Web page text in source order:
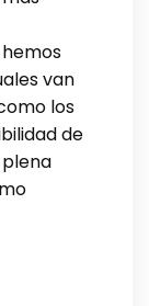
van
los
de